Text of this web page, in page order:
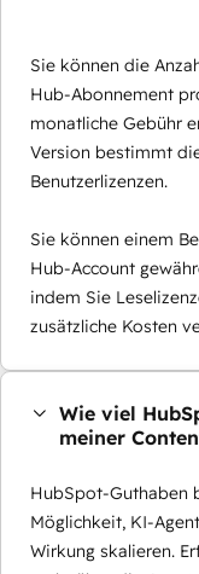
Sie können die
Hub-Abonnement
monatliche Gebühr
Version bestimmt
Benutzerlizenzen.
Sie können einem
Hub-Account
indem Sie
zusätzliche Kosten
Wie viel
meiner
HubSpot-Guthaben
Möglichkeit, KI-
Wirkung skalieren.